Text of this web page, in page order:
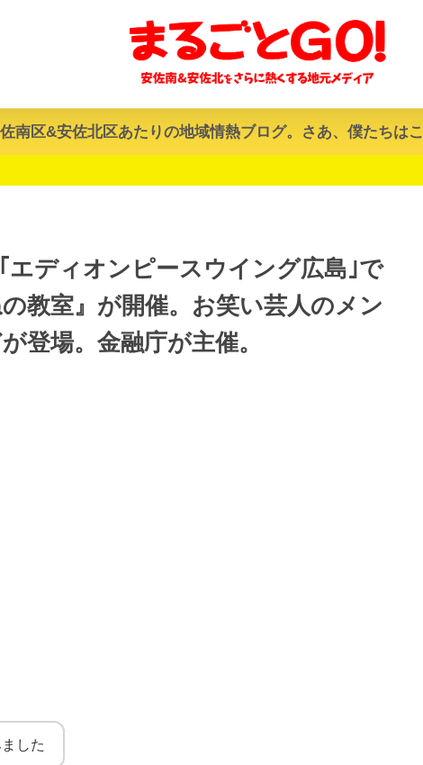
南区&安佐北区あたりの地域情熱ブログ。さあ、僕たちは
エディオンピースウイング広島｣で
教室』が開催。お笑い芸人のメン
登場。金融庁が主催。
した